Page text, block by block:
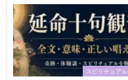
スピリチュアル